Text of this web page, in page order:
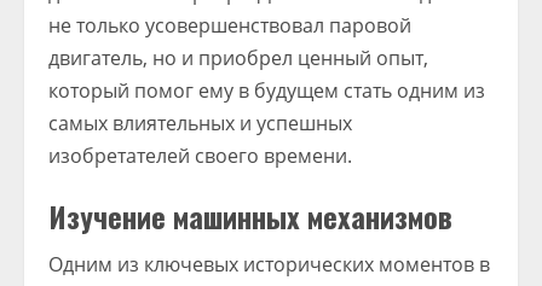
не только усовершенствовал паровой
двигатель, но и приобрел ценный опыт,
который помог ему в будущем стать одним из
самых влиятельных и успешных
изобретателей своего времени.
Изучение машинных механизмов
Одним из ключевых исторических моментов в